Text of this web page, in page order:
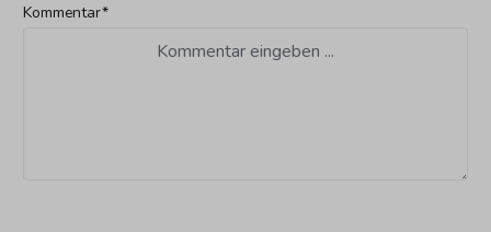
Kommentar*